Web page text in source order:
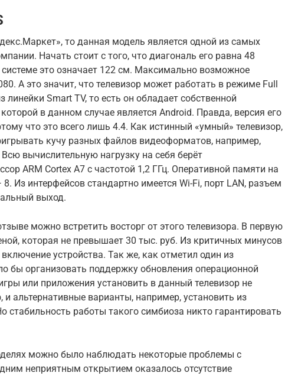
то данная модель является одной из самых
Начать стоит с того, что диагональ его равна 48
это означает 122 см. Максимально возможное
А это значит, что телевизор может работать в режиме Full
линейки Smart TV, то есть он обладает собственной
в данном случае является Android. Правда, версия его
что это всего лишь 4.4. Как истинный «умный» телевизор,
кучу разных файлов видеоформатов, например,
Всю вычислительную нагрузку на себя берёт
ARM Cortex A7 с частотой 1,2 ГГц. Оперативной памяти на
Из интерфейсов стандартно имеется Wi-Fi, порт LAN, разъем
выход.
можно встретить восторг от этого телевизора. В первую
которая не превышает 30 тыс. руб. Из критичных минусов
устройства. Так же, как отметил один из
бы организовать поддержку обновления операционной
или приложения установить в данный телевизор не
и альтернативные варианты, например, установить из
стабильность работы такого симбиоза никто гарантировать
можно было наблюдать некоторые проблемы с
неприятным открытием оказалось отсутствие